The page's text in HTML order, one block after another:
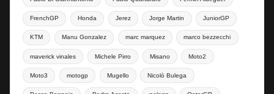
FrenchGP Honda Jerez Jorge Martin JuniorGP
KTM Manu Gonzalez marc marquez marco bezzecchi
maverick vinales Michele Pirro Misano Moto2
Moto3 motogp Mugello Nicolò Bulega